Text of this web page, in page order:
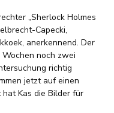
„Sherlock Holmes
Capecki,
anerkennend. Der
noch zwei
richtig
jetzt auf einen
Kas die Bilder für